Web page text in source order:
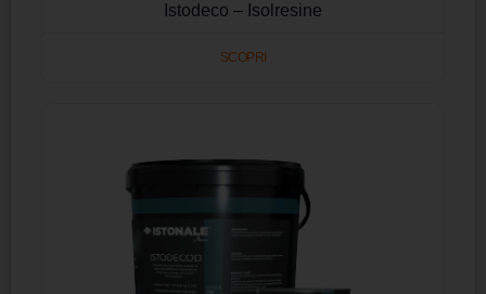
Istodeco – Isolresine
SCOPRI